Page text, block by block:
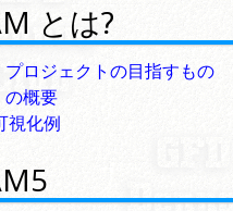
とは?
プロジェクトの目指すもの
の概要
視化例